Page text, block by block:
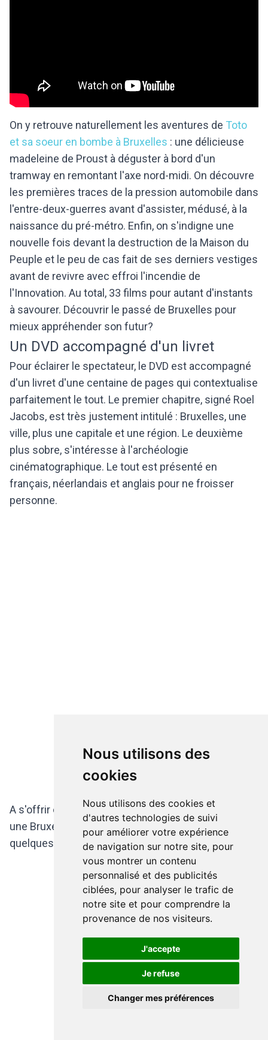
Nous utilisons des
cookies
Nous utilisons des cookies et
d'autres technologies de suivi
pour améliorer votre expérience
de navigation sur notre site, pour
vous montrer un contenu
personnalisé et des publicités
ciblées, pour analyser le trafic de
notre site et pour comprendre la
provenance de nos visiteurs.
J'accepte
Je refuse
Changer mes préférences
On y retrouve naturellement les aventures de Toto
et sa soeur en bombe à Bruxelles : une délicieuse
madeleine de Proust à déguster à bord d'un
tramway en remontant l'axe nord-midi. On découvre
les premières traces de la pression automobile dans
l'entre-deux-guerres avant d'assister, médusé, à la
naissance du pré-métro. Enfin, on s'indigne une
nouvelle fois devant la destruction de la Maison du
Peuple et le peu de cas fait de ses derniers vestiges
avant de revivre avec effroi l'incendie de
l'Innovation. Au total, 33 films pour autant d'instants
à savourer. Découvrir le passé de Bruxelles pour
mieux appréhender son futur?
Un DVD accompagné d'un livret
Pour éclairer le spectateur, le DVD est accompagné
d'un livret d'une centaine de pages qui contextualise
parfaitement le tout. Le premier chapitre, signé Roel
Jacobs, est très justement intitulé : Bruxelles, une
ville, plus une capitale et une région. Le deuxième
plus sobre, s'intéresse à l'archéologie
cinématographique. Le tout est présenté en
français, néerlandais et anglais pour ne froisser
personne.
A s'offrir ou à placer sous le sapin pour découvrir
une Bruxelles insoupçonnée ou pour se remémorer
quelques souvenirs...